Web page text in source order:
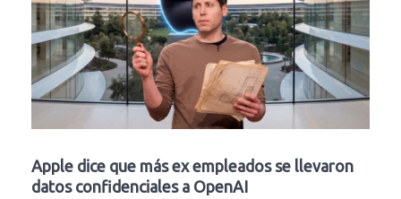
Apple dice que más ex empleados se llevaron
datos confidenciales a OpenAI